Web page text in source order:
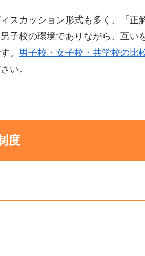
スカッション形式も多く、「正
子校の環境でありながら、互い
。 男子校・女子校・共学校の比
い。
度